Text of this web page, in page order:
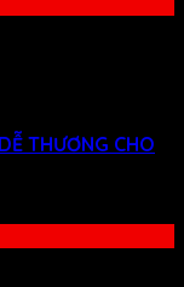
THƯƠNG CHO